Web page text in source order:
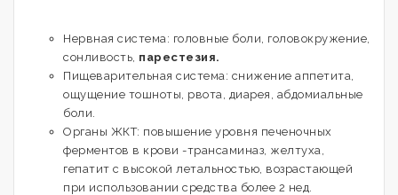
Нервная система: головные боли, головокружение,
сонливость, парестезия.
Пищеварительная система: снижение аппетита,
ощущение тошноты, рвота, диарея, абдомиальные
боли.
Органы ЖКТ: повышение уровня печеночных
ферментов в крови -трансаминаз, желтуха,
гепатит с высокой летальностью, возрастающей
при использовании средства более 2 нед.